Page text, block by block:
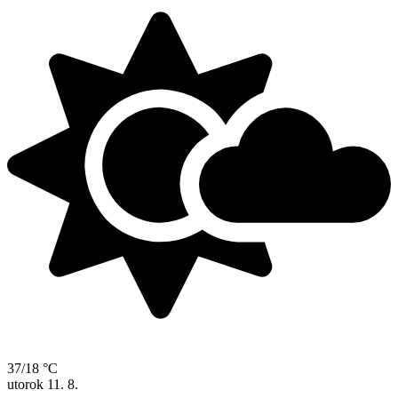
37/18 °C
utorok 11. 8.